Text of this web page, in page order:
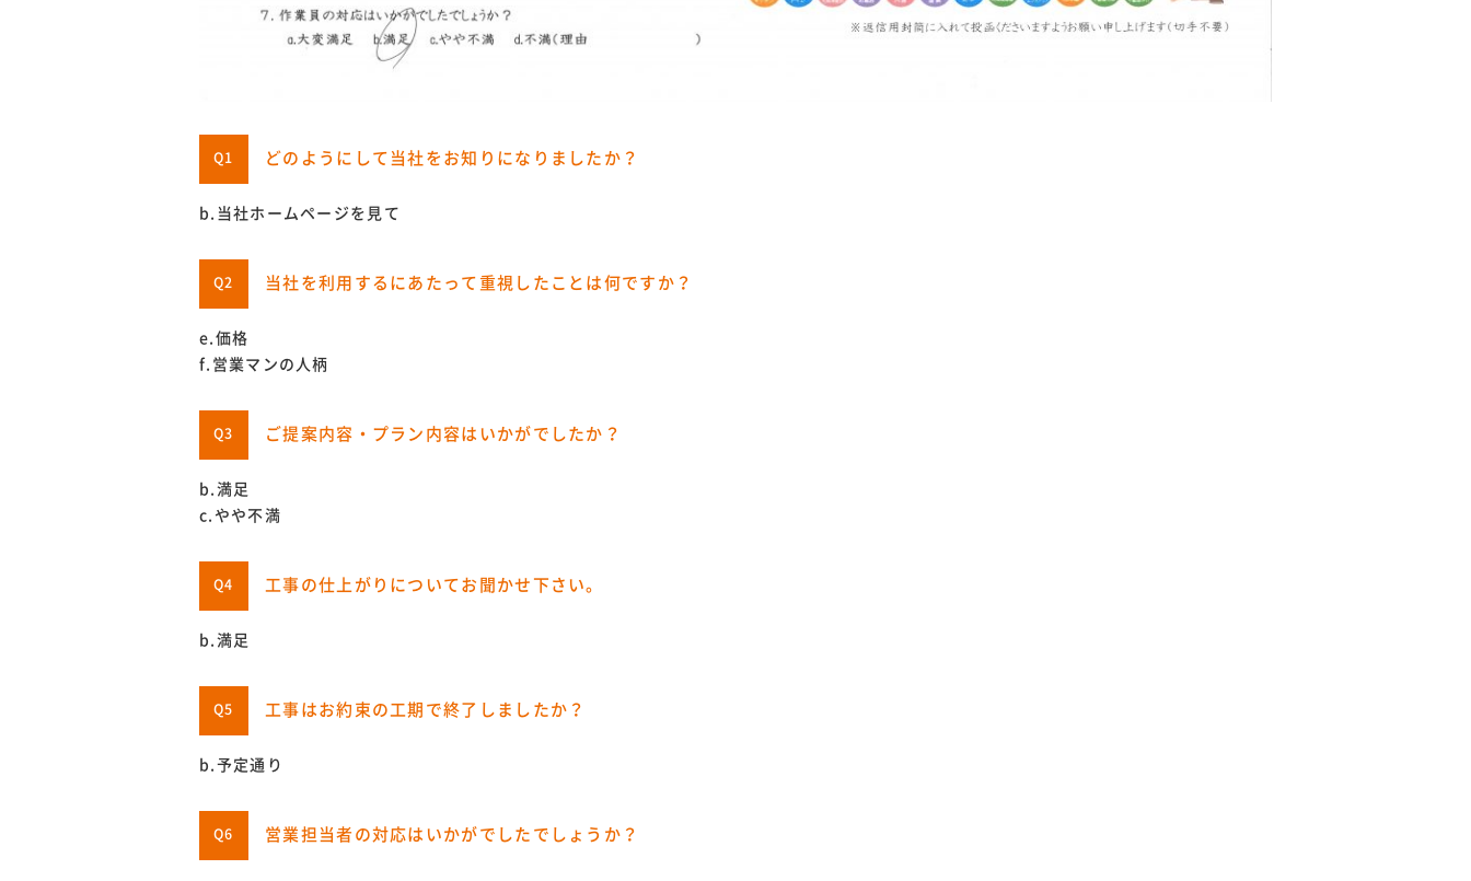
Q1 どのようにして当社をお知りになりましたか？
b.当社ホームページを見て
Q2 当社を利用するにあたって重視したことは何ですか？
e.価格
f.営業マンの人柄
Q3 ご提案内容・プラン内容はいかがでしたか？
b.満足
c.やや不満
Q4 工事の仕上がりについてお聞かせ下さい。
b.満足
Q5 工事はお約束の工期で終了しましたか？
b.予定通り
Q6 営業担当者の対応はいかがでしたでしょうか？